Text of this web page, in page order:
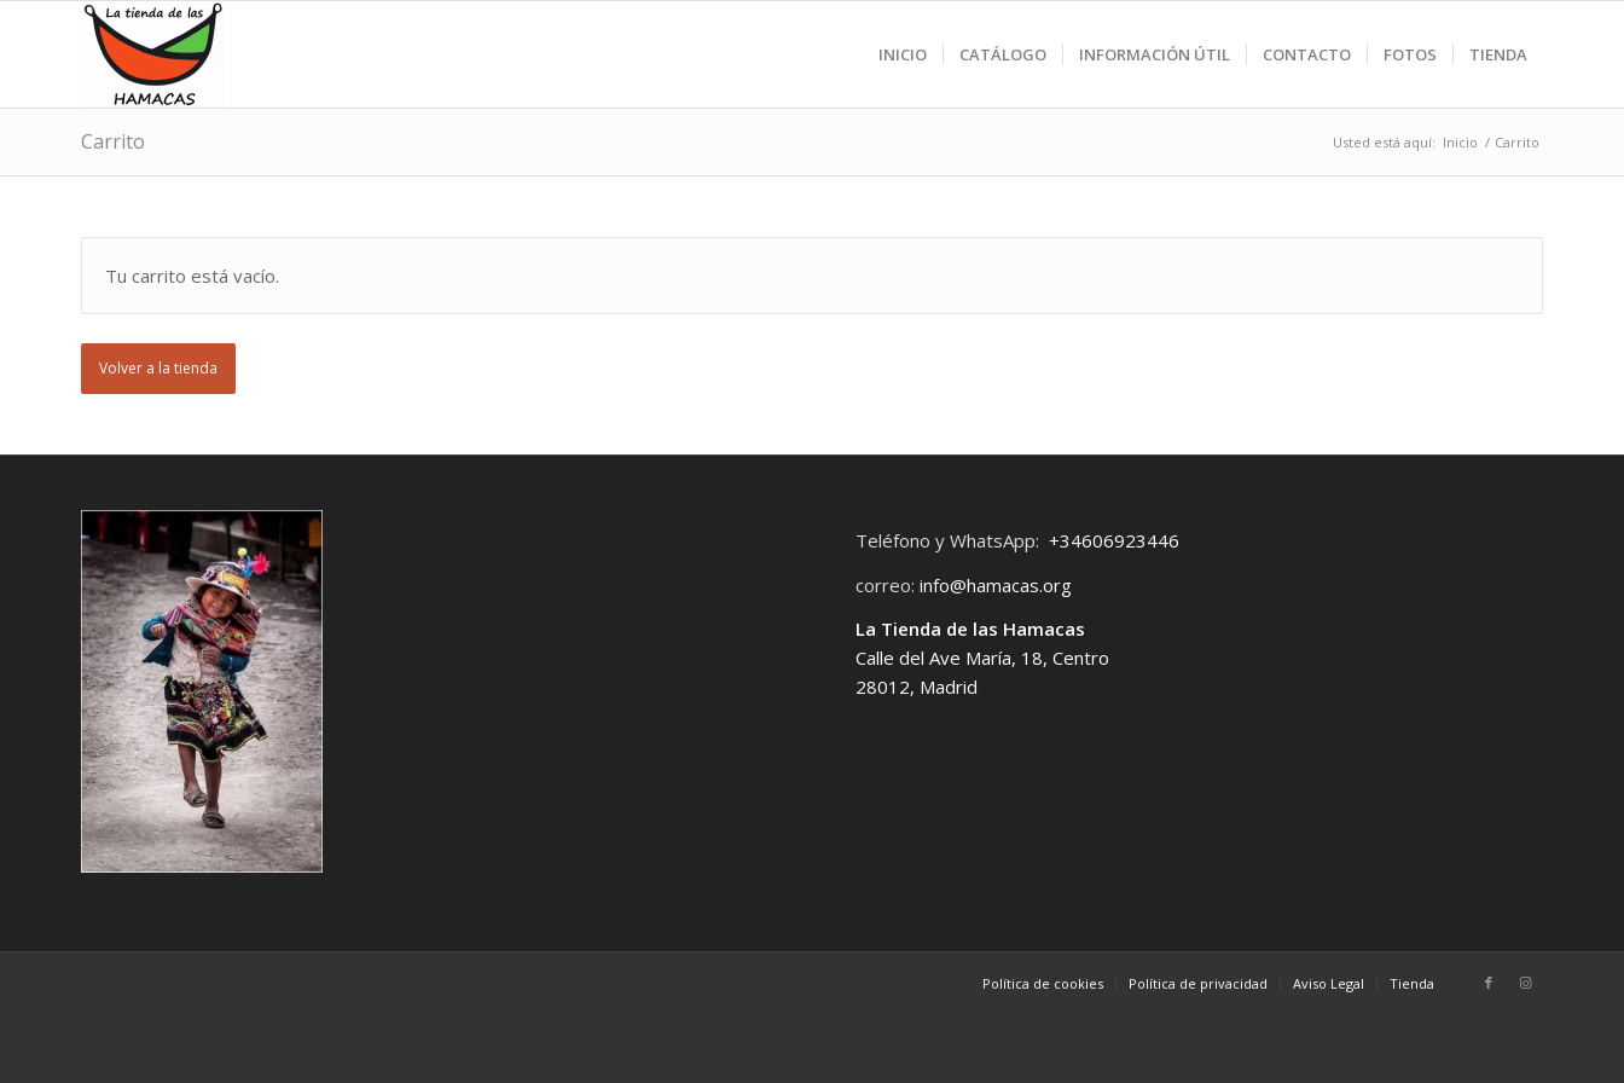
INICIO CATÁLOGO INFORMACIÓN ÚTIL CONTACTO FOTOS TIENDA
Carrito Usted está aquí: Inicio / Carrito
Tu carrito está vacío.
Volver a la tienda
Teléfono y WhatsApp:+34606923446
correo:info@hamacas.org
La Tienda de las Hamacas
Calle del Ave María, 18, Centro
28012, Madrid
Política de cookies Política de privacidad Aviso Legal Tienda